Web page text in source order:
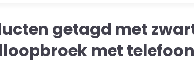
getagd met
met